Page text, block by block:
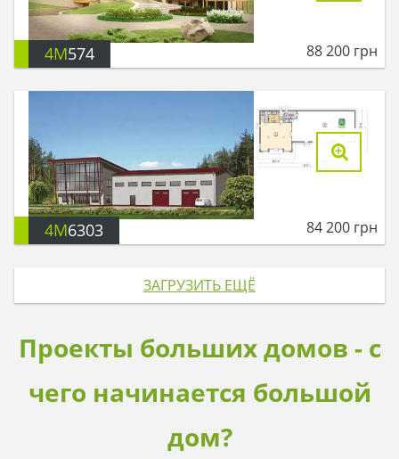
4M574 88 200 грн
4M6303 84 200 грн
ЗАГРУЗИТЬ ЕЩЁ
Проекты больших домов - с
чего начинается большой
дом?